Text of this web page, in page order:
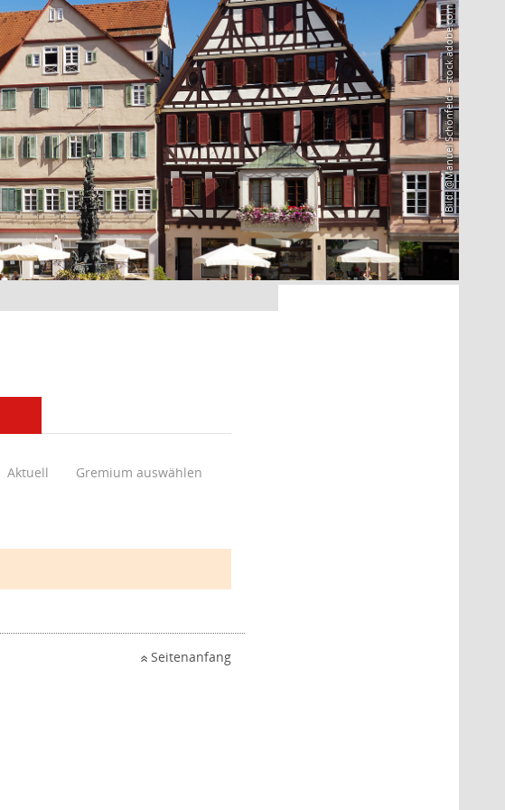
Bild: @Manuel Schönfeld – stock.adobe.com
Aktuell Gremium auswählen
Seitenanfang